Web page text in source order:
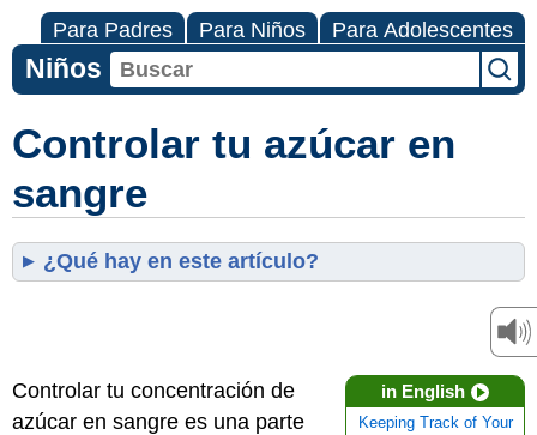
Para Padres Para Niños Para Adolescentes
Niños
Controlar tu azúcar en
sangre
¿Qué hay en este artículo?
in English
Keeping Track of Your
Controlar tu concentración de
azúcar en sangre es una parte